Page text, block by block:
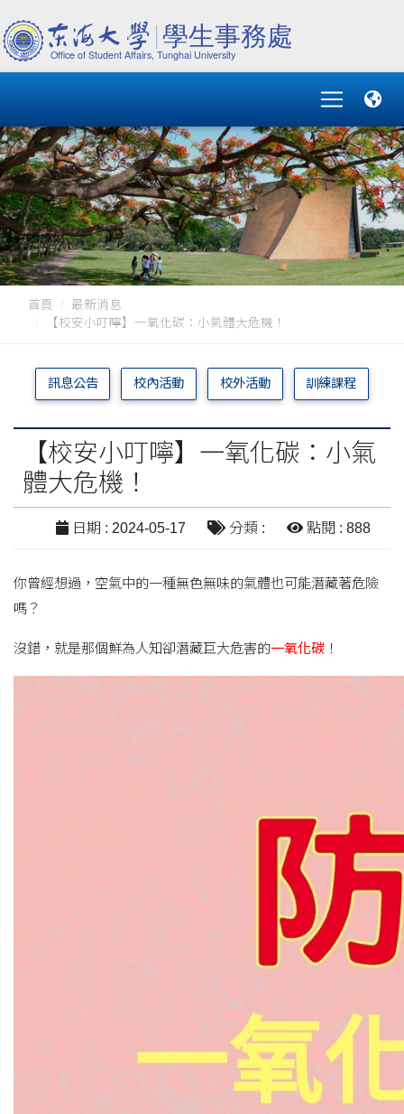
首頁
最新消息
【校安小叮嚀】一氧化碳：小氣體大危機！
訊息公告 校內活動 校外活動 訓練課程
【校安小叮嚀】一氧化碳：小氣
體大危機！
日期 : 2024-05-17 分類 : 點閱 : 888
你曾經想過，空氣中的一種無色無味的氣體也可能潛藏著危險
嗎？
沒錯，就是那個鮮為人知卻潛藏巨大危害的一氧化碳 ！